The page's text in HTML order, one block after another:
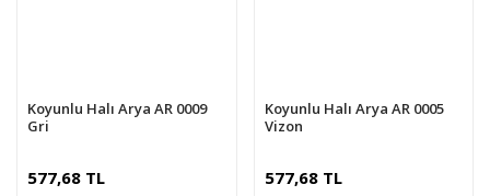
Koyunlu Halı Arya AR 0009
Gri
577,68 TL
Koyunlu Halı Arya AR 0005
Vizon
577,68 TL